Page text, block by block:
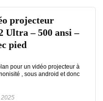
projecteur
Ultra – 500 ansi –
pied
pour un vidéo projecteur à
, sous android et donc